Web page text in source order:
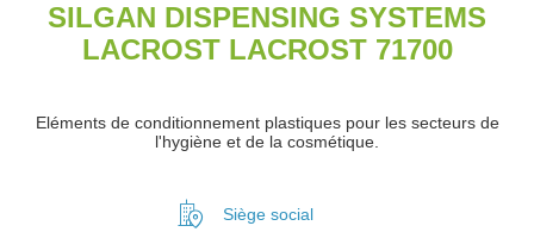
SILGAN DISPENSING SYSTEMS
LACROST LACROST 71700
Eléments de conditionnement plastiques pour les secteurs de
l'hygiène et de la cosmétique.
Siège social